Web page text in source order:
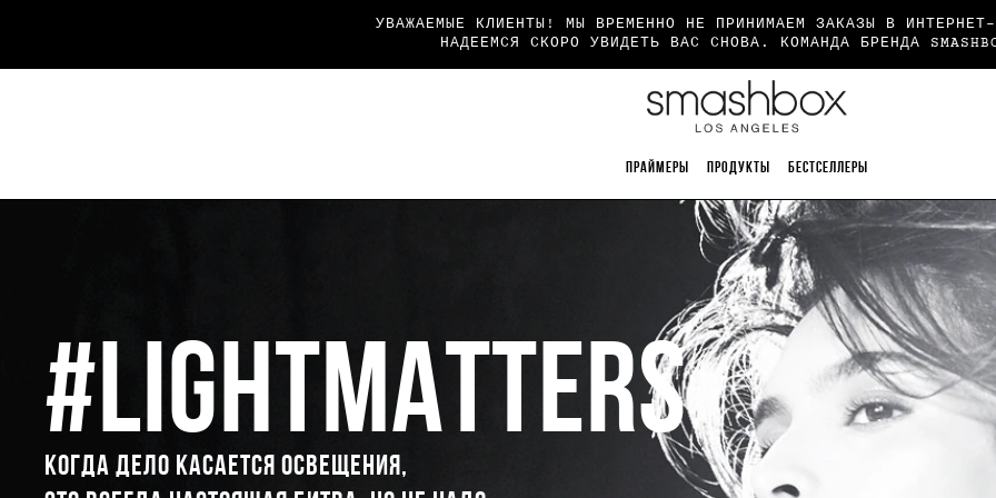
УВАЖАЕМЫЕ КЛИЕНТЫ! МЫ ВРЕМЕННО НЕ ПРИНИМАЕМ ЗАКАЗЫ В ИНТЕРНЕТ-
НАДЕЕМСЯ СКОРО УВИДЕТЬ ВАС СНОВА. КОМАНДА БРЕНДА
ПРАЙМЕРЫ ПРОДУКТЫ БЕСТСЕЛЛЕРЫ
#LIGHTMATTERS
КОГДА ДЕЛО КАСАЕТСЯ ОСВЕЩЕНИЯ,